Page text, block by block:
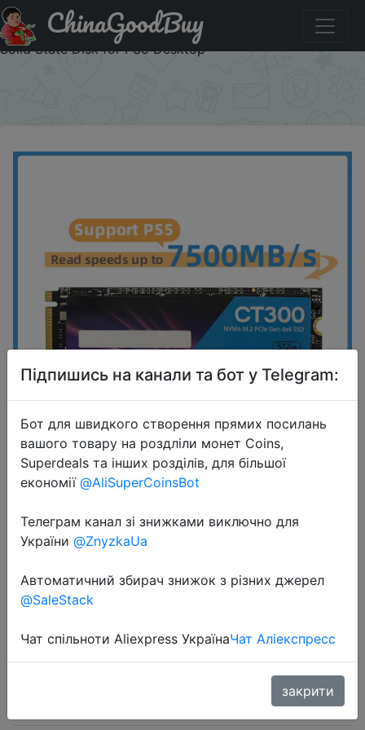
Придбати по знижці CT300 SSD 1tb 2tb 4tb SSD M2
NVMe PCIe 4.0 X4 M.2 2280 NVMe SSD Drive Internal
Solid State Disk for PS5 Desktop
ChinaGoodBuy
2023-05-24
NVMe PCIe 4.0 X4 M.2 2280 NVMe
SSD Drive Internal Solid State Disk
for PS5 Desktop
$31.19
Підпишись на канали та бот у Telegram:
Бот для швидкого створення прямих посилань
вашого товару на роздліли монет Coins,
Superdeals та інших розділів, для більшої
економії @AliSuperCoinsBot
Телеграм канал зі знижками виключно для
України @ZnyzkaUa
Автоматичний збирач знижок з різних джерел
@SaleStack
Чат спільноти Aliexpress УкраїнаЧат Аліекспресс
закрити